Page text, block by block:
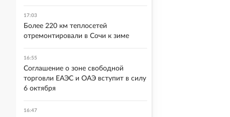
17:03
Более 220 км теплосетей
отремонтировали в Сочи к зиме
16:55
Соглашение о зоне свободной
торговли ЕАЭС и ОАЭ вступит в силу
6 октября
16:47